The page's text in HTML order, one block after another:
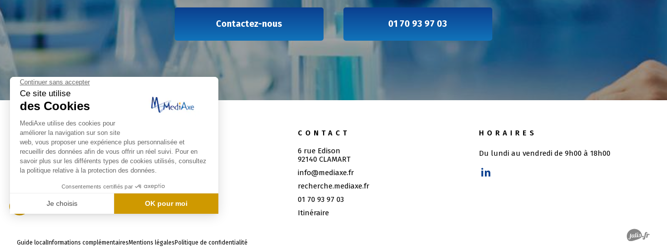
Contactez-nous 01 70 93 97 03
CONTACT
6 rue Edison
92140 CLAMART
info@mediaxe.fr
recherche.mediaxe.fr
01 70 93 97 03
Itinéraire
HORAIRES
Du lundi au vendredi de 9h00 à 18h00
Guide localInformations complémentairesMentions légales Politique de confidentialité